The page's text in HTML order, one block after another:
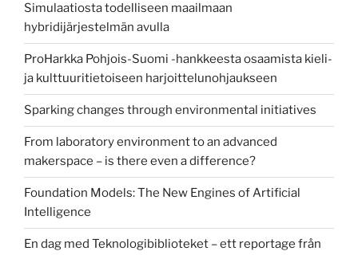
Simulaatiosta todelliseen maailmaan
hybridijärjestelmän avulla
ProHarkka Pohjois-Suomi -hankkeesta osaamista kieli-
ja kulttuuritietoiseen harjoittelunohjaukseen
Sparking changes through environmental initiatives
From laboratory environment to an advanced
makerspace – is there even a difference?
Foundation Models: The New Engines of Artificial
Intelligence
En dag med Teknologibiblioteket – ett reportage från